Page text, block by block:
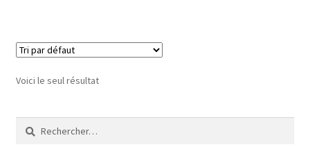
Voici le seul résultat
Rechercher :